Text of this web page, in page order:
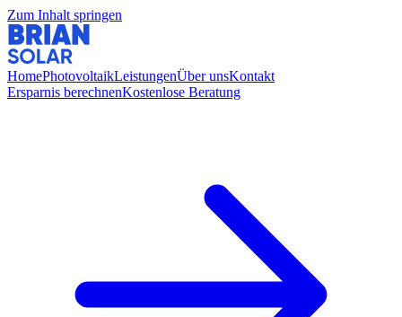
Zum Inhalt springen
HomePhotovoltaikLeistungenÜber unsKontakt
Ersparnis berechnenKostenlose Beratung